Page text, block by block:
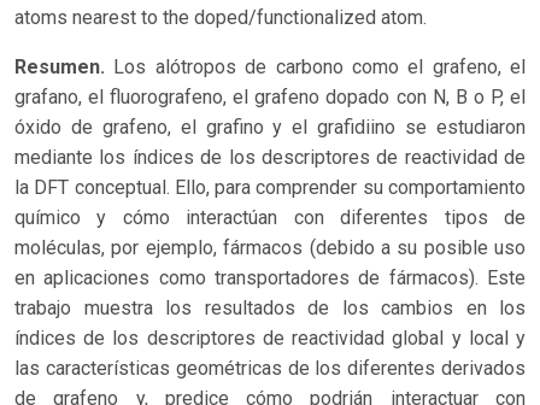
atoms nearest to the doped/functionalized atom.
Resumen. Los alótropos de carbono como el grafeno, el
grafano, el fluorografeno, el grafeno dopado con N, B o P, el
óxido de grafeno, el grafino y el grafidiino se estudiaron
mediante los índices de los descriptores de reactividad de
la DFT conceptual. Ello, para comprender su comportamiento
químico y cómo interactúan con diferentes tipos de
moléculas, por ejemplo, fármacos (debido a su posible uso
en aplicaciones como transportadores de fármacos). Este
trabajo muestra los resultados de los cambios en los
índices de los descriptores de reactividad global y local y
las características geométricas de los diferentes derivados
de grafeno y, predice cómo podrián interactuar con